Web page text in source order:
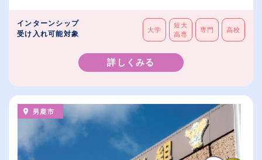
インターンシップ
受け入れ可能対象
大学
短大
高専
専門 高校
詳しくみる
男鹿市